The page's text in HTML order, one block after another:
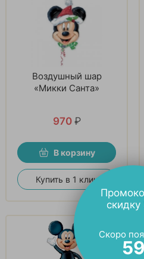
Воздушный шар
«Микки Санта»
970 ₽
В корзину
Купить в 1 клик
скидку
Скоро
58